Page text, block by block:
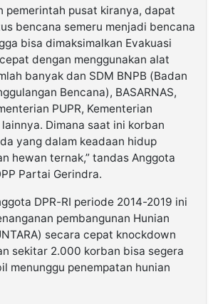
pemerintah pusat kiranya, dapat
bencana semeru menjadi bencana
bisa dimaksimalkan Evakuasi
dengan menggunakan alat
banyak dan SDM BNPB (Badan
Bencana), BASARNAS,
PUPR, Kementerian
Dimana saat ini korban
yang dalam keadaan hidup
hewan ternak,” tandas Anggota
Partai Gerindra.
DPR-RI periode 2014-2019 ini
pembangunan Hunian
secara cepat knockdown
sekitar 2.000 korban bisa segera
menunggu penempatan hunian